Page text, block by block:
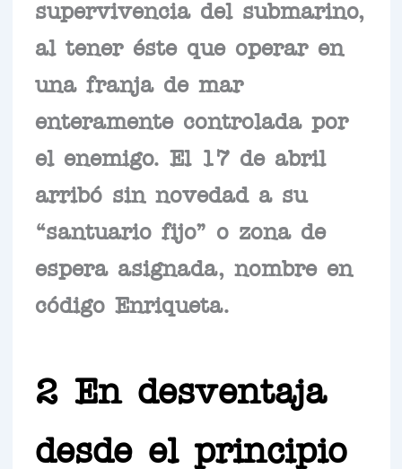
supervivencia del submarino,
al tener éste que operar en
una franja de mar
enteramente controlada por
el enemigo. El 17 de abril
arribó sin novedad a su
“santuario fijo” o zona de
espera asignada, nombre en
código Enriqueta.
2 En desventaja
desde el principio